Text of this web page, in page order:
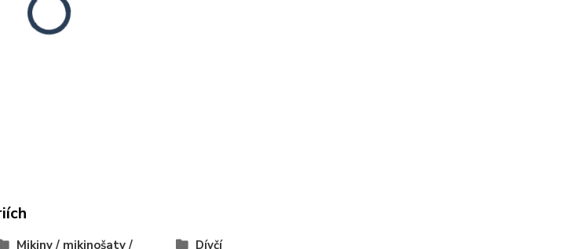
Mikiny / mikinošaty /
Dívčí